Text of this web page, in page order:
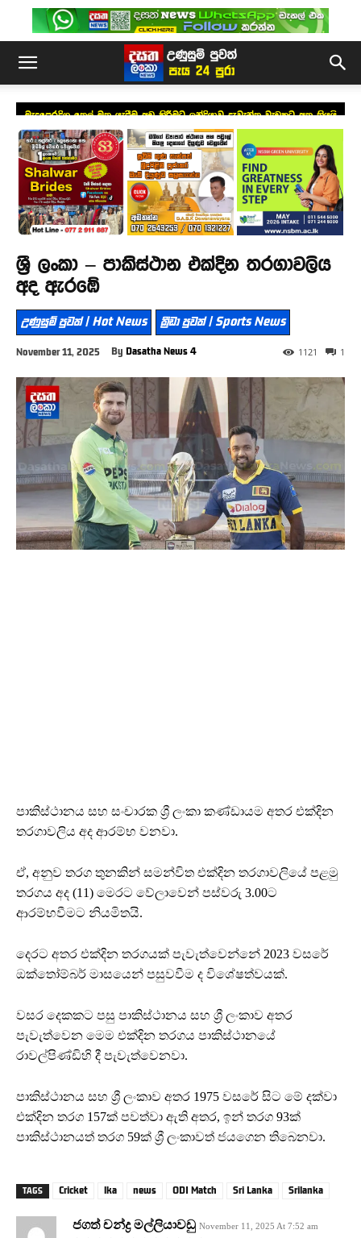
මැදපෙරදිග තෙල් මත යැපීම අඩු කිරීමට ඉන්දියාව දැවැන්ත වැඩකට අත තියයි
ශ්‍රී ලංකා – පාකිස්ථාන එක්දින තරගාවලිය
අද ඇරඹේ
උණුසුම් පුවත් | Hot News ක්‍රීඩා පුවත් | Sports News
November 11, 2025 By Dasatha News 4 1
1121
පාකිස්ථානය සහ සංචාරක ශ්‍රී ලංකා කණ්ඩායම අතර එක්දින
තරගාවලිය අද ආරම්භ වනවා.
ඒ, අනුව තරග තුනකින් සමන්විත එක්දින තරගාවලියේ පළමු
තරගය අද (11) මෙරට වේලාවෙන් පස්වරු 3.00ට
ආරම්භවීමට නියමිතයි.
දෙරට අතර එක්දින තරගයක් පැවැත්වෙන්නේ 2023 වසරේ
ඔක්තෝම්බර් මාසයෙන් පසුවවීම ද විශේෂත්වයක්.
වසර දෙකකට පසු පාකිස්ථානය සහ ශ්‍රී ලංකාව අතර
පැවැත්වෙන මෙම එක්දින තරගය පාකිස්ථානයේ
රාවල්පිණ්ඩිහි දී පැවැත්වෙනවා.
පාකිස්ථානය සහ ශ්‍රී ලංකාව අතර 1975 වසරේ සිට මේ දක්වා
එක්දින තරග 157ක් පවත්වා ඇති අතර, ඉන් තරග 93ක්
පාකිස්ථානයත් තරග 59ක් ශ්‍රී ලංකාවත් ජයගෙන තිබෙනවා.
TAGS Cricket lka news ODI Match Sri Lanka Srilanka
ජගත් චන්ද්‍ර මල්ලියාවඩු November 11, 2025 At 7:52 am